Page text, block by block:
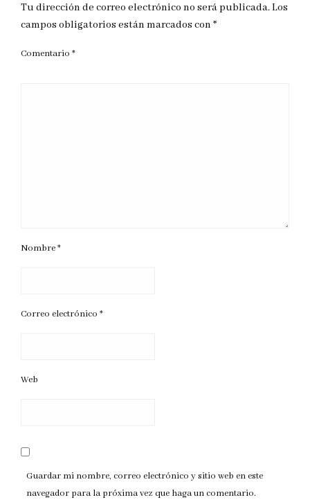
Tu dirección de correo electrónico no será publicada.Los
campos obligatorios están marcados con *
Comentario *
Nombre*
Correo electrónico *
Web
Guardar mi nombre, correo electrónico y sitio web en este
navegador para la próxima vez que haga un comentario.